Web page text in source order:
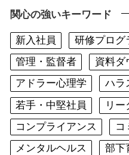
関心の強いキーワード
新入社員 研修プログ
管理・監督者
資料ダ
アドラー心理学
ハラ
若手・中堅社員
リ
コンプライアンス
コ
メンタルヘルス
部下